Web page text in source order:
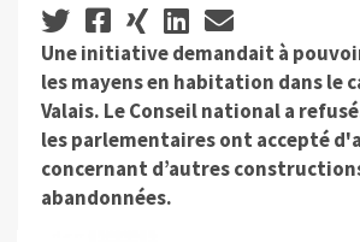
Une initiative demandait à
les mayens en habitation dans le
Valais. Le Conseil national a
les parlementaires ont accepté
concernant d’autres
abandonnées.